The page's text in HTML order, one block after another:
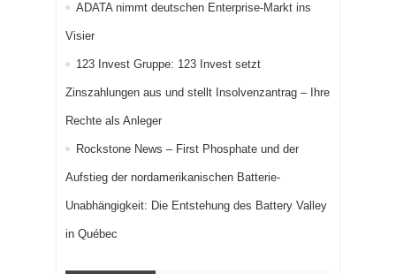
ADATA nimmt deutschen Enterprise-Markt ins
Visier
123 Invest Gruppe: 123 Invest setzt
Zinszahlungen aus und stellt Insolvenzantrag – Ihre
Rechte als Anleger
Rockstone News – First Phosphate und der
Aufstieg der nordamerikanischen Batterie-
Unabhängigkeit: Die Entstehung des Battery Valley
in Québec